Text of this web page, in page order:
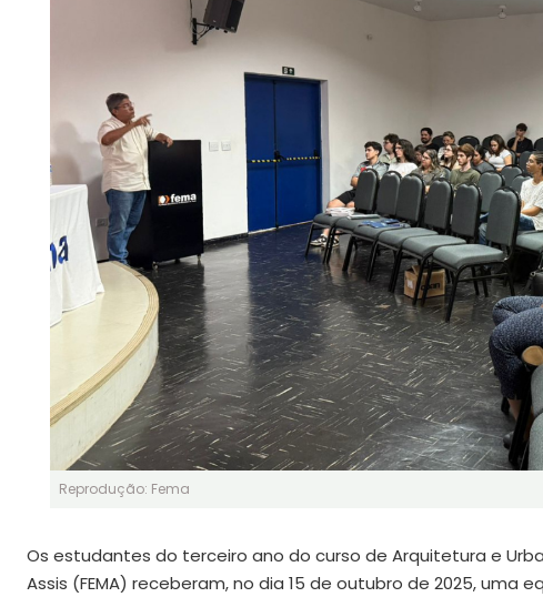
Reprodução: Fema
Os estudantes do terceiro ano do curso de Arquitetura e
Assis (FEMA) receberam, no dia 15 de outubro de 2025, uma